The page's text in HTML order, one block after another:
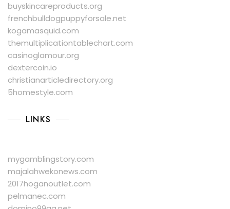
buyskincareproducts.org
frenchbulldogpuppyforsale.net
kogamasquid.com
themultiplicationtablechart.com
casinoglamour.org
dextercoin.io
christianarticledirectory.org
5homestyle.com
LINKS
mygamblingstory.com
majalahwekonews.com
2017hoganoutlet.com
pelmanec.com